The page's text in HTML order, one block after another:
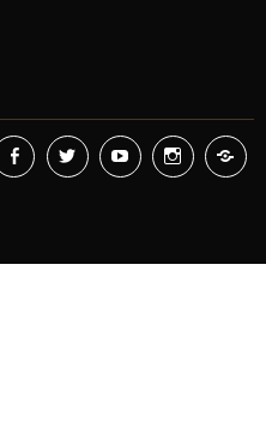
FacebookTwitterYouTube